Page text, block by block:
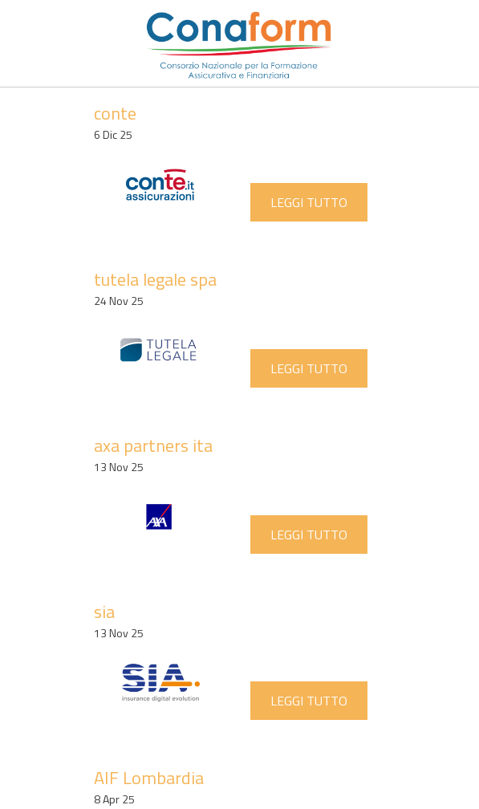
conte
6 Dic 25
LEGGI TUTTO
tutela legale spa
24 Nov 25
LEGGI TUTTO
axa partners ita
13 Nov 25
LEGGI TUTTO
sia
13 Nov 25
LEGGI TUTTO
AIF Lombardia
8 Apr 25